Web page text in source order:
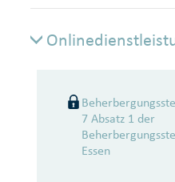
7 Absatz 1 der
Essen